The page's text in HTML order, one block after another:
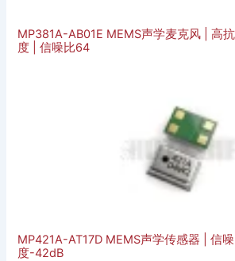
MP381A-AB01E MEMS声学麦克风 | 高
度 | 信噪比64
MP421A-AT17D MEMS声学传感器 | 信
度-42dB